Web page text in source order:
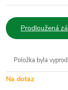
Prodloužená
Položka byla
Na dotaz